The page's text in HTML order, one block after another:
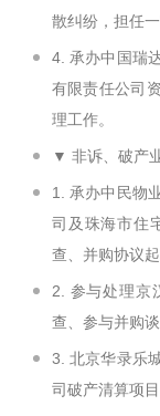
散纠纷，担任
4. 承办中国瑞
有限责任公司
理工作。
▼ 非诉、破产
1. 承办中民物
司及珠海市住
查、并购协议
2. 参与处理京
查、参与并购
3. 北京华录乐
司破产清算项